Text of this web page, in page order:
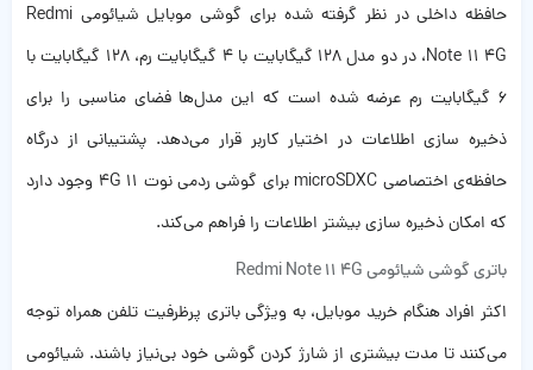
حافظه داخلی در نظر گرفته شده برای گوشی موبایل شیائومی Redmi
Note 11 4G، در دو مدل ۱۲۸ گیگابایت با ۴ گیگابایت رم، ۱۲۸ گیگابایت با
۶ گیگابایت رم عرضه شده است که این مدل‌ها فضای مناسبی را برای
ذخیره سازی اطلاعات در اختیار کاربر قرار می‌دهد. پشتیبانی از درگاه
حافظه‌ی اختصاصی microSDXC برای گوشی ردمی نوت ۱۱ 4G وجود دارد
که امکان ذخیره سازی بیشتر اطلاعات را فراهم می‌کند.
باتری گوشی شیائومی Redmi Note 11 4G
اکثر افراد هنگام خرید موبایل، به ویژگی باتری پرظرفیت تلفن همراه توجه
می‌کنند تا مدت بیشتری از شارژ کردن گوشی خود بی‌نیاز باشند. شیائومی